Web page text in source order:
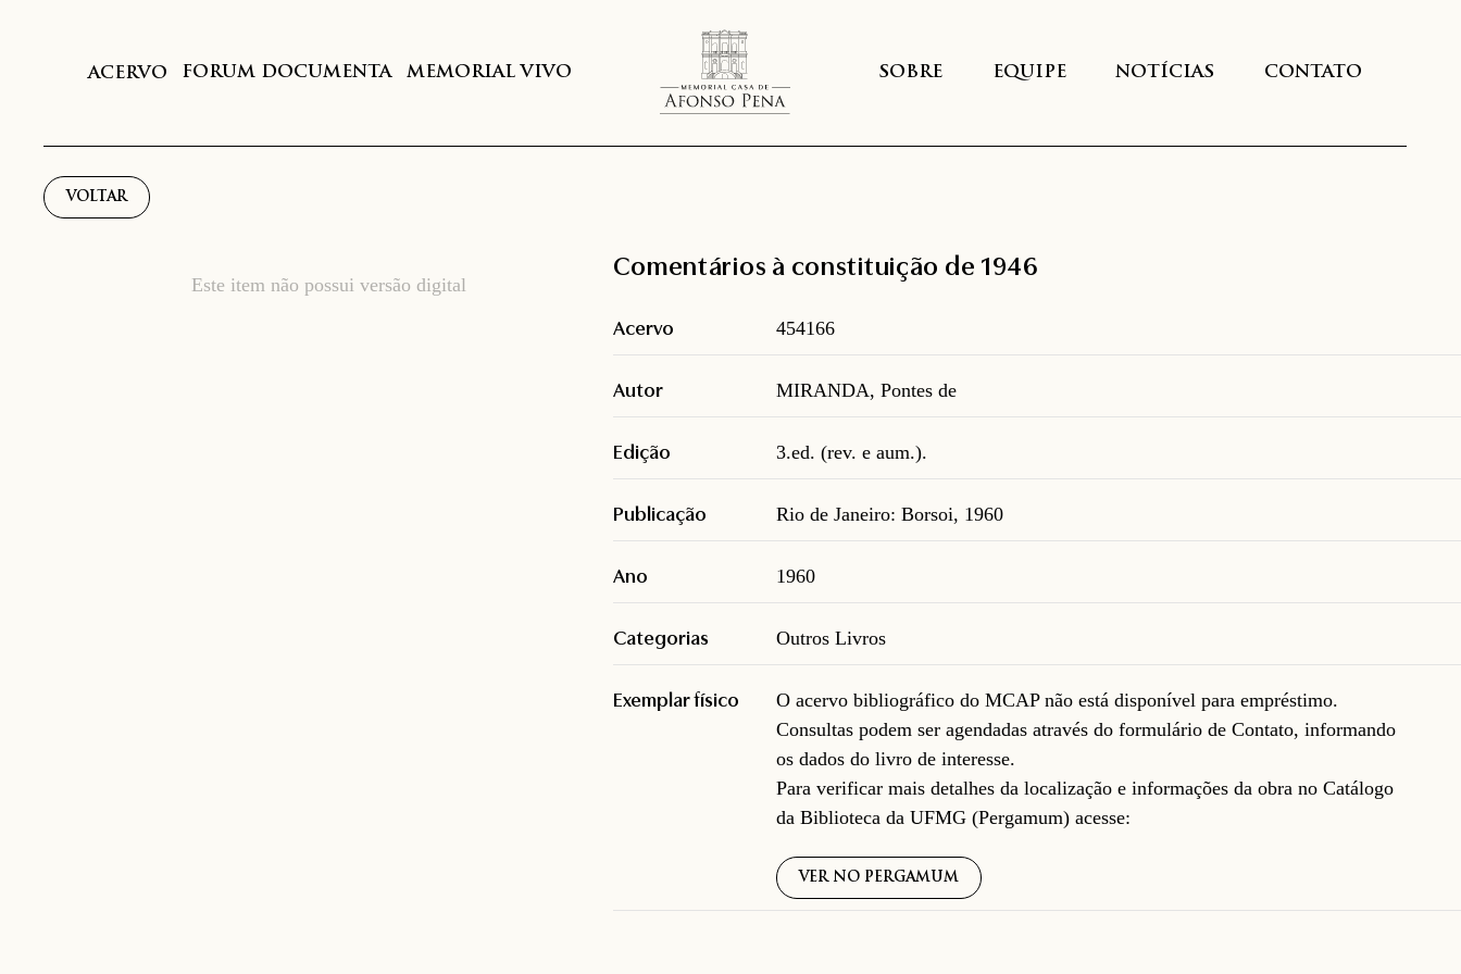
ACERVO FORUM DOCUMENTA MEMORIAL VIVO SOBRE EQUIPE NOTÍCIAS CONTATO
VOLTAR
Este item não possui versão digital
Comentários à constituição de 1946
Acervo 454166
Autor MIRANDA, Pontes de
Edição 3.ed. (rev. e aum.).
Publicação Rio de Janeiro: Borsoi, 1960
Ano 1960
Categorias Outros Livros
Exemplar físico
O acervo bibliográfico do MCAP não está disponível para empréstimo.
Consultas podem ser agendadas através do formulário deContato, informando
os dados do livro de interesse.
Para verificar mais detalhes da localização e informações da obra no Catálogo
da Biblioteca da UFMG (Pergamum) acesse:
VER NO PERGAMUM